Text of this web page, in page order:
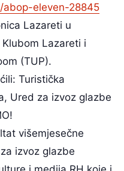
eleven-28845
Lazareti u
Lazareti i
(TUP).
Turistička
Ured za izvoz glazbe
višemjesečne
izvoz glazbe